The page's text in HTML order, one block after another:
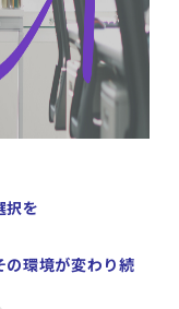
択を
の環境が変わり続